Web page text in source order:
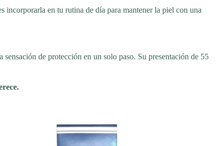
incorporarla en tu rutina de día para mantener la piel con una
de protección en un solo paso. Su presentación de 55